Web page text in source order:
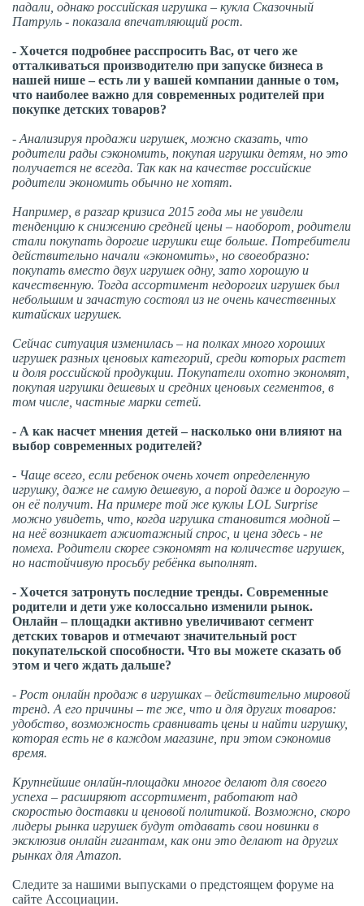
падали, однако российская игрушка – кукла Сказочный
Патруль - показала впечатляющий рост.
- Хочется подробнее расспросить Вас, от чего же
отталкиваться производителю при запуске бизнеса в
нашей нише – есть ли у вашей компании данные о том,
что наиболее важно для современных родителей при
покупке детских товаров?
- Анализируя продажи игрушек, можно сказать, что
родители рады сэкономить, покупая игрушки детям, но это
получается не всегда. Так как на качестве российские
родители экономить обычно не хотят.
Например, в разгар кризиса 2015 года мы не увидели
тенденцию к снижению средней цены – наоборот, родители
стали покупать дорогие игрушки еще больше. Потребители
действительно начали «экономить», но своеобразно:
покупать вместо двух игрушек одну, зато хорошую и
качественную. Тогда ассортимент недорогих игрушек был
небольшим и зачастую состоял из не очень качественных
китайских игрушек.
Сейчас ситуация изменилась – на полках много хороших
игрушек разных ценовых категорий, среди которых растет
и доля российской продукции. Покупатели охотно экономят,
покупая игрушки дешевых и средних ценовых сегментов, в
том числе, частные марки сетей.
- А как насчет мнения детей – насколько они влияют на
выбор современных родителей?
- Чаще всего, если ребенок очень хочет определенную
игрушку, даже не самую дешевую, а порой даже и дорогую –
он её получит. На примере той же куклы LOL Surprise
можно увидеть, что, когда игрушка становится модной –
на неё возникает ажиотажный спрос, и цена здесь - не
помеха. Родители скорее сэкономят на количестве игрушек,
но настойчивую просьбу ребёнка выполнят.
- Хочется затронуть последние тренды. Современные
родители и дети уже колоссально изменили рынок.
Онлайн – площадки активно увеличивают сегмент
детских товаров и отмечают значительный рост
покупательской способности. Что вы можете сказать об
этом и чего ждать дальше?
- Рост онлайн продаж в игрушках – действительно мировой
тренд. А его причины – те же, что и для других товаров:
удобство, возможность сравнивать цены и найти игрушку,
которая есть не в каждом магазине, при этом сэкономив
время.
Крупнейшие онлайн-площадки многое делают для своего
успеха – расширяют ассортимент, работают над
скоростью доставки и ценовой политикой. Возможно, скоро
лидеры рынка игрушек будут отдавать свои новинки в
эксклюзив онлайн гигантам, как они это делают на других
рынках для Amazon.
Следите за нашими выпусками о предстоящем форуме на
сайте Ассоциации.